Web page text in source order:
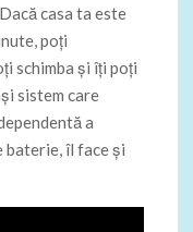
casa ta este
poți
schimba și îți poți
sistem care
a
îl face și